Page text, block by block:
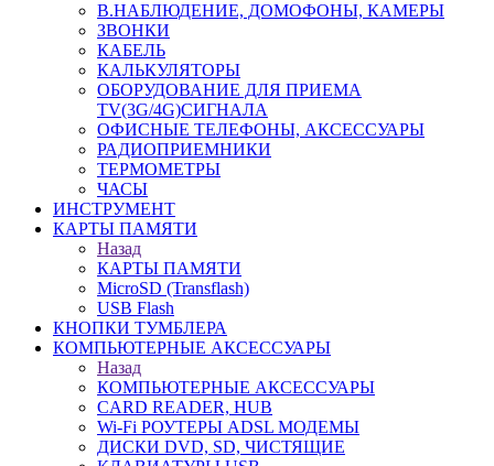
В.НАБЛЮДЕНИЕ, ДОМОФОНЫ, КАМЕРЫ
ЗВОНКИ
КАБЕЛЬ
КАЛЬКУЛЯТОРЫ
ОБОРУДОВАНИЕ ДЛЯ ПРИЕМА
TV(3G/4G)СИГНАЛА
ОФИСНЫЕ ТЕЛЕФОНЫ, АКСЕССУАРЫ
РАДИОПРИЕМНИКИ
ТЕРМОМЕТРЫ
ЧАСЫ
ИНСТРУМЕНТ
КАРТЫ ПАМЯТИ
Назад
КАРТЫ ПАМЯТИ
MicroSD (Transflash)
USB Flash
КНОПКИ ТУМБЛЕРА
КОМПЬЮТЕРНЫЕ АКСЕССУАРЫ
Назад
КОМПЬЮТЕРНЫЕ АКСЕССУАРЫ
CARD READER, HUB
Wi-Fi РОУТЕРЫ ADSL МОДЕМЫ
ДИСКИ DVD, SD, ЧИСТЯЩИЕ